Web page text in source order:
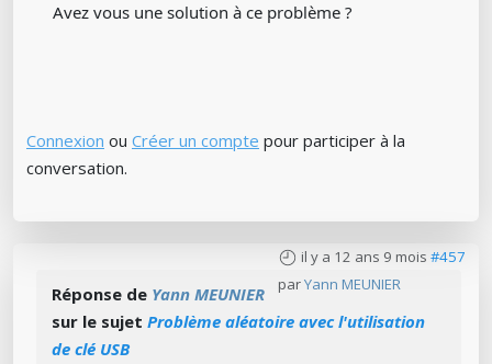
Avez vous une solution à ce problème ?
Connexion ou Créer un compte pour participer à la
conversation.
il y a 12 ans 9 mois #457
parYann MEUNIER
Réponse de Yann MEUNIER
sur le sujet Problème aléatoire avec l'utilisation
de clé USB